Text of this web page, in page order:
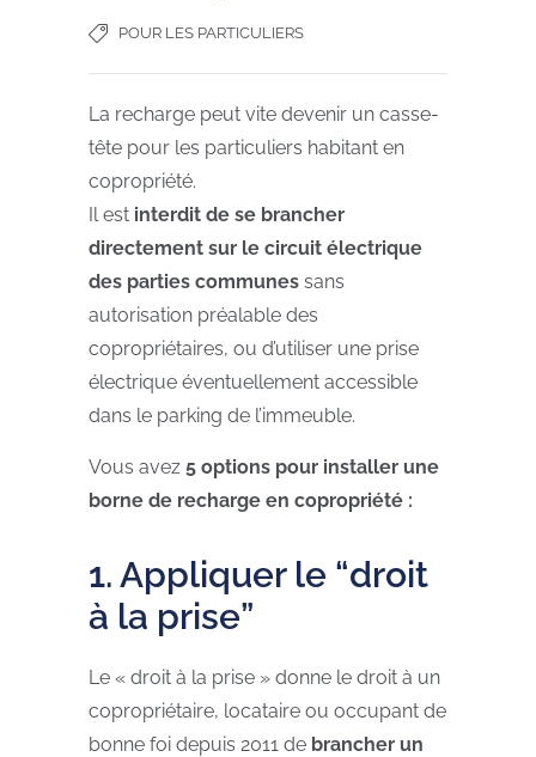
POUR LES PARTICULIERS
La recharge peut vite devenir un casse-
tête pour les particuliers habitant en
copropriété.
Il est interdit de se brancher
directement sur le circuit électrique
des parties communes sans
autorisation préalable des
copropriétaires, ou d’utiliser une prise
électrique éventuellement accessible
dans le parking de l’immeuble.
Vous avez 5 options pour installer une
borne de recharge en copropriété :
1. Appliquer le “droit
à la prise”
Le « droit à la prise » donne le droit à un
copropriétaire, locataire ou occupant de
bonne foi depuis 2011 de brancher un